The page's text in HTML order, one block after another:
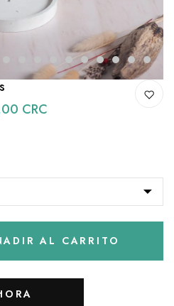
11 12 13 14 15 16 17 18
CRC
AL CARRITO